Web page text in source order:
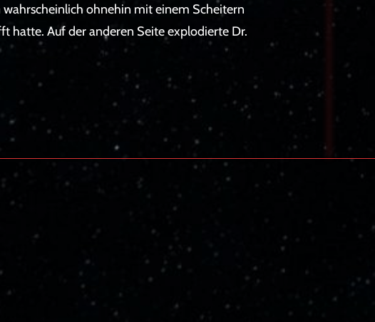
ohnehin mit einem Scheitern
hatte. Auf der anderen Seite explodierte Dr.